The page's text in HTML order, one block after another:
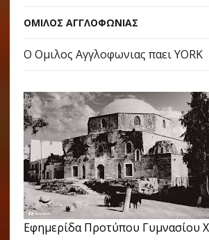
ΟΜΙΛΟΣ ΑΓΓΛΟΦΩΝΙΑΣ
Ο Ομιλος Αγγλοφωνιας παει YORK
Εφημερίδα Προτύπου Γυμνασίου